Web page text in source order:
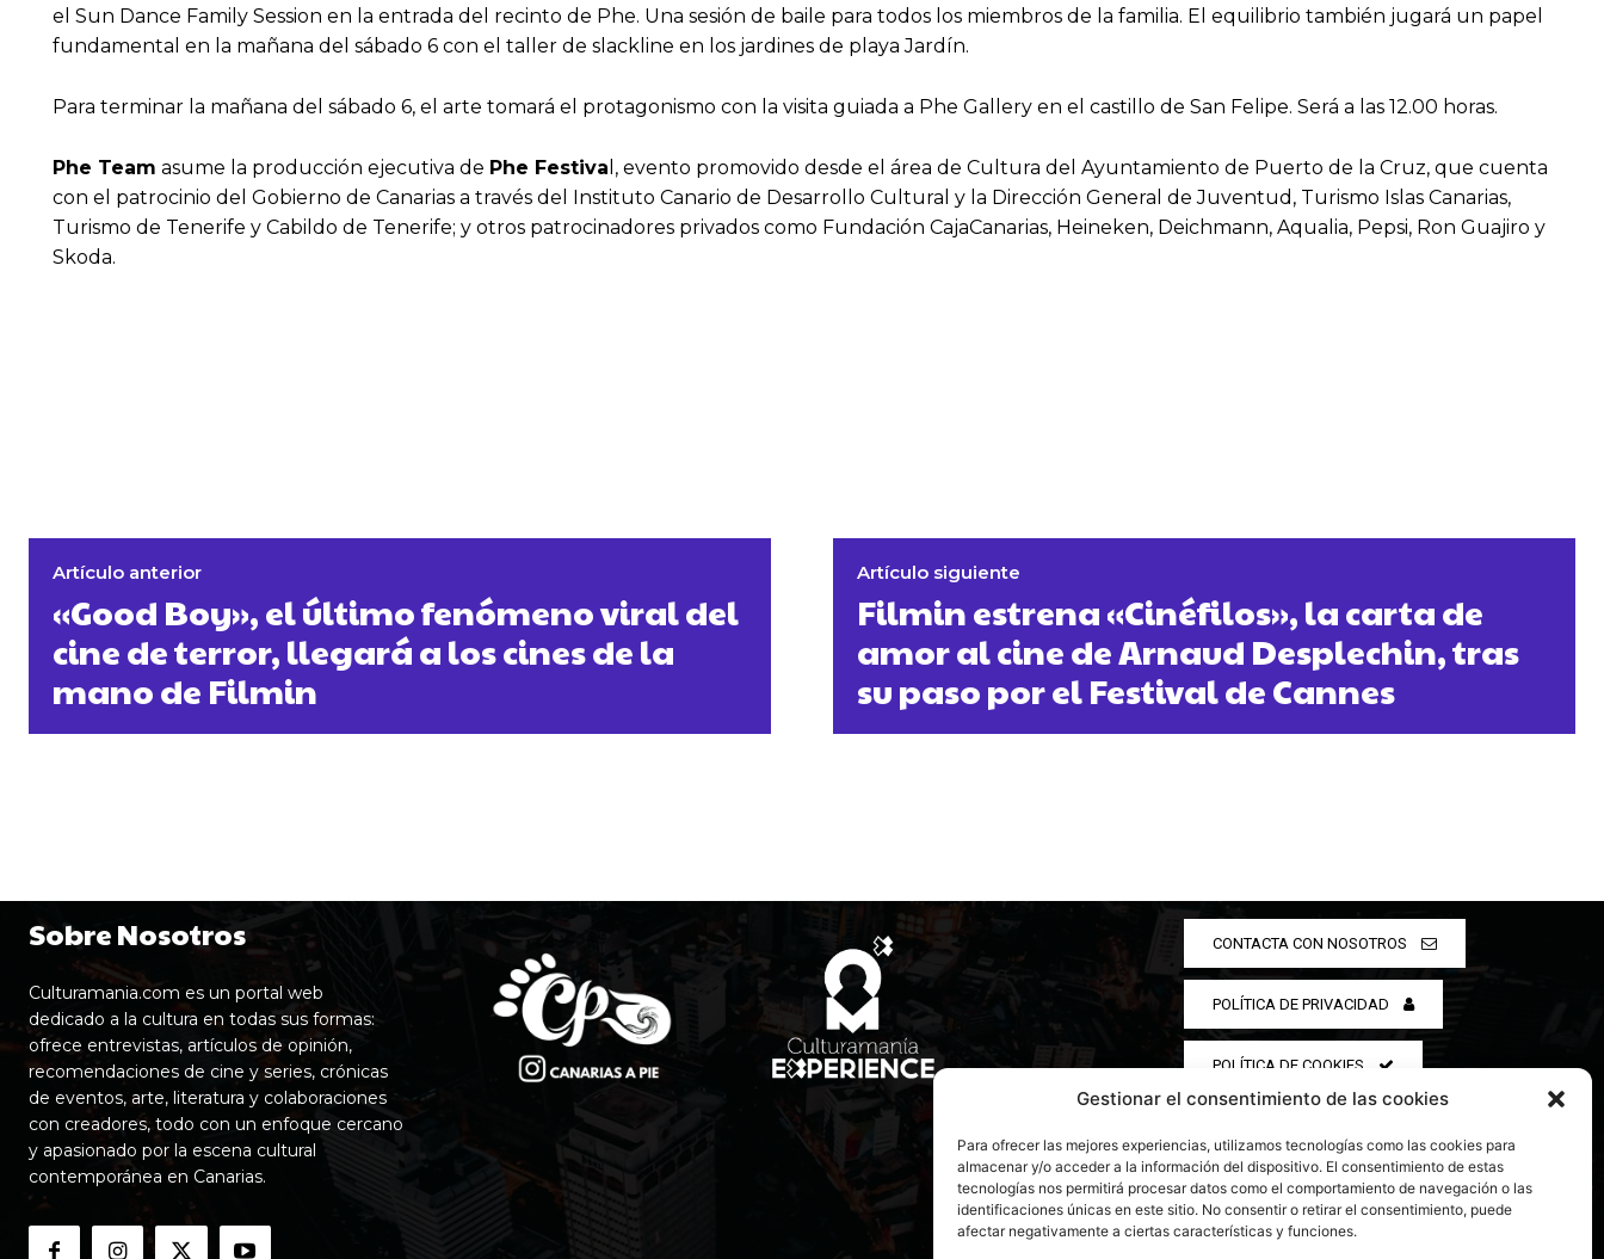
Gestionar el consentimiento de las cookies
Para ofrecer las mejores experiencias, utilizamos tecnologías como las cookies para
almacenar y/o acceder a la información del dispositivo. El consentimiento de estas
tecnologías nos permitirá procesar datos como el comportamiento de navegación o las
identificaciones únicas en este sitio. No consentir o retirar el consentimiento, puede
afectar negativamente a ciertas características y funciones.
el Sun Dance Family Session en la entrada del recinto de Phe. Una sesión de baile para todos los miembros de la familia. El equilibrio también jugará un papel
fundamental en la mañana del sábado 6 con el taller de slackline en los jardines de playa Jardín.
Para terminar la mañana del sábado 6, el arte tomará el protagonismo con la visita guiada a Phe Gallery en el castillo de San Felipe. Será a las 12.00 horas.
Phe Team asume la producción ejecutiva de Phe Festiva l, evento promovido desde el área de Cultura del Ayuntamiento de Puerto de la Cruz, que cuenta
con el patrocinio del Gobierno de Canarias a través del Instituto Canario de Desarrollo Cultural y la Dirección General de Juventud, Turismo Islas Canarias,
Turismo de Tenerife y Cabildo de Tenerife; y otros patrocinadores privados como Fundación CajaCanarias, Heineken, Deichmann, Aqualia, Pepsi, Ron Guajiro y
Skoda.
Artículo anterior
«Good Boy», el último fenómeno viral del
cine de terror, llegará a los cines de la
mano de Filmin
Artículo siguiente
Filmin estrena «Cinéfilos», la carta de
amor al cine de Arnaud Desplechin, tras
su paso por el Festival de Cannes
Sobre Nosotros
Culturamania.com es un portal web
dedicado a la cultura en todas sus formas:
ofrece entrevistas, artículos de opinión,
recomendaciones de cine y series, crónicas
de eventos, arte, literatura y colaboraciones
con creadores, todo con un enfoque cercano
y apasionado por la escena cultural
contemporánea en Canarias.
CONTACTA CON NOSOTROS
POLÍTICA DE PRIVACIDAD
POLÍTICA DE COOKIES